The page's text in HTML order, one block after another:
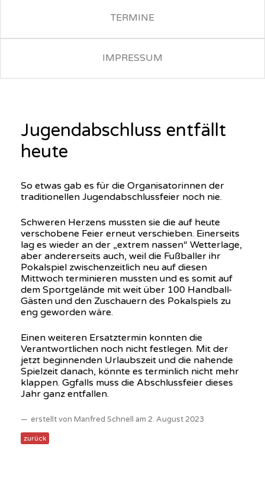
TERMINE
IMPRESSUM
Jugendabschluss entfällt
heute
So etwas gab es für die Organisatorinnen der
traditionellen Jugendabschlussfeier noch nie.
Schweren Herzens mussten sie die auf heute
verschobene Feier erneut verschieben. Einerseits
lag es wieder an der „extrem nassen“ Wetterlage,
aber andererseits auch, weil die Fußballer ihr
Pokalspiel zwischenzeitlich neu auf diesen
Mittwoch terminieren mussten und es somit auf
dem Sportgelände mit weit über 100 Handball-
Gästen und den Zuschauern des Pokalspiels zu
eng geworden wäre.
Einen weiteren Ersatztermin konnten die
Verantwortlichen noch nicht festlegen. Mit der
jetzt beginnenden Urlaubszeit und die nahende
Spielzeit danach, könnte es terminlich nicht mehr
klappen. Ggfalls muss die Abschlussfeier dieses
Jahr ganz entfallen.
erstellt von Manfred Schnell am 2. August 2023
zurück